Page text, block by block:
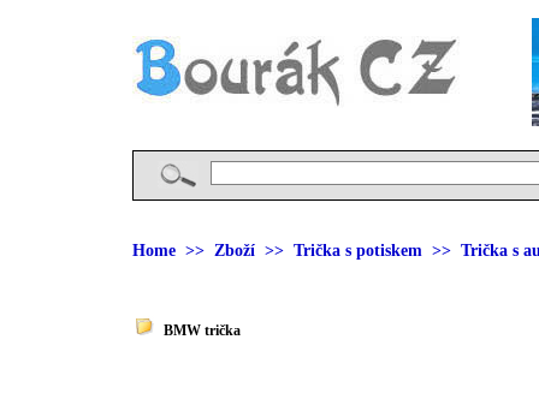
Home >> Zboží >> Trička s potiskem >> Trička s
BMW trička